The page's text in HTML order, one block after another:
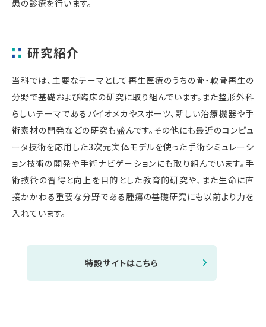
患の診療を行います。
研究紹介
当科では、主要なテーマとして再生医療のうちの骨・軟骨再生の
分野で基礎および臨床の研究に取り組んでいます。また整形外科
らしいテーマであるバイオメカやスポーツ、新しい治療機器や手
術素材の開発などの研究も盛んです。その他にも最近のコンピュ
ータ技術を応用した3次元実体モデルを使った手術シミュレーシ
ョン技術の開発や手術ナビゲーションにも取り組んでいます。手
術技術の習得と向上を目的とした教育的研究や、また生命に直
接かかわる重要な分野である腫瘍の基礎研究にも以前より力を
入れています。
特設サイトはこちら